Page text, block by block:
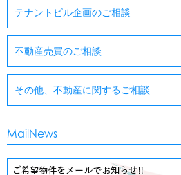
テナントビル企画のご相談
不動産売買のご相談
その他、不動産に関するご相談
MailNews